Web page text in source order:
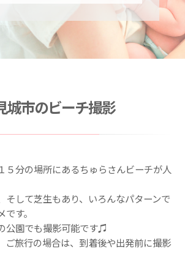
城市のビーチ撮影
５分の場所にあるちゅらさんビーチが人
そして芝生もあり、いろんなパターンで
す。
公園でも撮影可能です♫
ご旅行の場合は、到着後や出発前に撮影